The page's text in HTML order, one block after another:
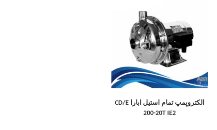
الکتروپمپ تمام استیل ابارا CD/E
200-20T IE2